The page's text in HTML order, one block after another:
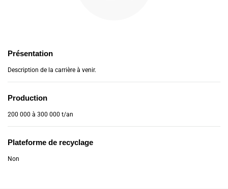
Présentation
Description de la carrière à venir.
Production
200 000 à 300 000 t/an
Plateforme de recyclage
Non